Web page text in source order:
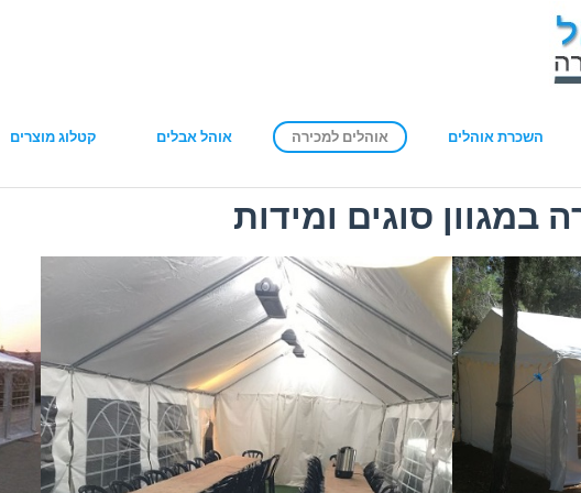
השכרת אוהלים אוהלים למכירה אוהל אבלים קטלוג מוצרים
במגוון סוגים ומידות